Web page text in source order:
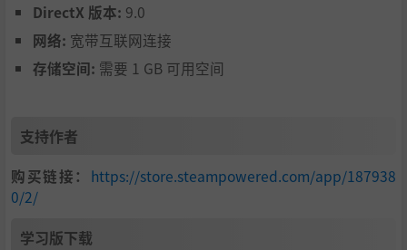
DirectX 版本: 9.0
网络: 宽带互联网连接
存储空间: 需要 1 GB 可用空间
支持作者
购买链接： https://store.steampowered.com/app/187938
0/2/
学习版下载